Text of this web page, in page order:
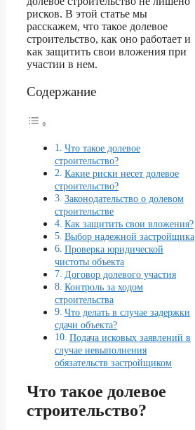
рисков. В этой статье мы
расскажем, что такое долевое
строительство, как оно работает и
как защитить свои вложения при
участии в нем.
Содержание
Что такое долевое
строительство?
Какие риски несет долевое
строительство?
Законодательство о долевом
строительстве
Как защитить свои вложения?
Выбор надежной застройщика
Проверка юридической
чистоты объекта
Договор долевого участия
Контроль за ходом
строительства
Что делать в случае задержки
сдачи объекта?
Подача исковых заявлений в
случае невыполнения
обязательств застройщиком
Что такое долевое
строительство?